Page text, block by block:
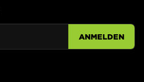
ANMELDEN